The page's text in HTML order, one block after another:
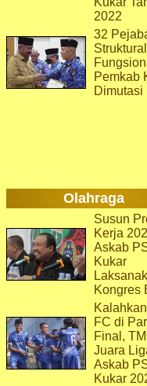
2022
32
Pemkab
Dimutasi
Olahraga
Susun
Kerja
Askab
Kukar
Kongres
FC di
Final,
Juara
Askab
Kukar